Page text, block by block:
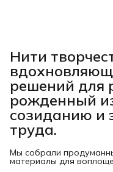
Нити
решений для
рожденный
созиданию и
труда.
Мы собрали
материалы для